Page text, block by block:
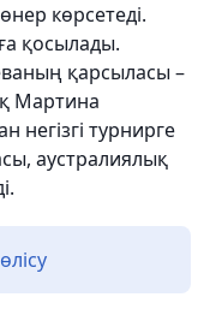
көрсетеді.
қосылады.
қарсыласы –
Мартина
негізгі турнирге
аустралиялық